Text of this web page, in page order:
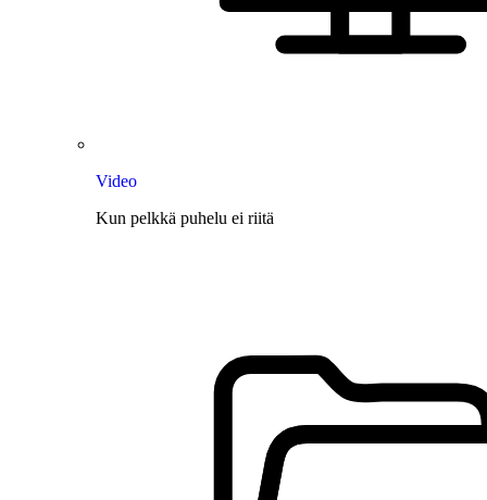
Video
Kun pelkkä puhelu ei riitä